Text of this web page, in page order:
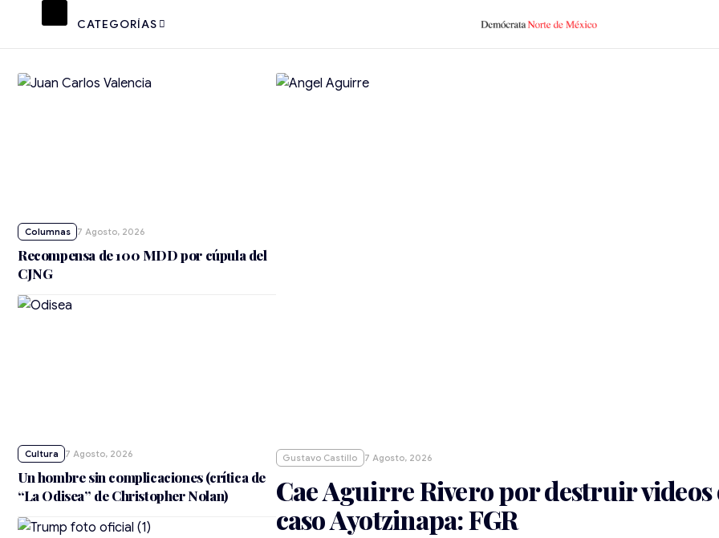
CATEGORÍAS
Gustavo Castillo 7 Agosto, 2026
Cae Aguirre Rivero por destruir videos
caso Ayotzinapa: FGR
Columnas‏ 7 Agosto, 2026
Recompensa de 100 MDD por cúpula del
CJNG
Cultura 7 Agosto, 2026
Un hombre sin complicaciones (crítica de
“La Odisea” de Christopher Nolan)